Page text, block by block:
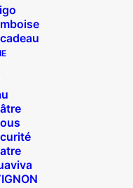
– moliere-HD
tournée
– moliere-HD